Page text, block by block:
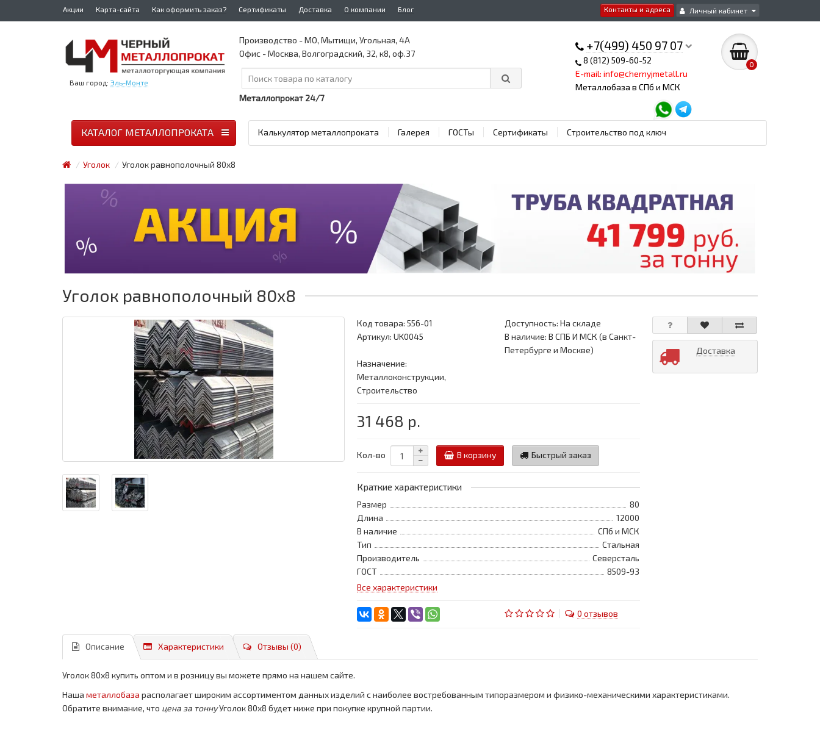
Контакты и адреса Личный кабинет
Акции Карта-сайта Как оформить заказ? Сертификаты Доставка О компании Блог
Ваш город: Эль-Монте
+7(499) 450 97 07
8 (812) 509-60-52
E-mail: info@chernyjmetall.ru
Металлобаза в СПб и МСК
0
Производство - МО, Мытищи, Угольная, 4А
Офис - Москва, Волгоградский, 32, к8, оф.37
Металлопрокат 24/7
Калькулятор металлопроката Галерея ГОСТы Сертификаты Строительство под ключ
КАТАЛОГ МЕТАЛЛОПРОКАТА
Уголок Уголок равнополочный 80x8
Уголок равнополочный 80x8
Код товара:556-01
Доступность: На складе
Артикул: UK0045
В наличие: В СПБ И МСК (в Санкт-
Петербурге и Москве)
Назначение:
Металлоконструкции,
Строительство
31 468 р.
Кол-во В корзину Быстрый заказ
Краткие характеристики
Размер
80
Длина
12000
В наличие
СПб и МСК
Тип
Стальная
Производитель
Северсталь
ГОСТ
8509-93
Все характеристики
0 отзывов
Доставка
Описание Характеристики Отзывы (0)
Уголок 80x8 купить оптом и в розницу вы можете прямо на нашем сайте.
Наша металлобаза располагает широким ассортиментом данных изделий с наиболее востребованным типоразмером и физико-механическими характеристиками.
Обратите внимание, что цена за тоннуУголок 80x8 будет ниже при покупке крупной партии.